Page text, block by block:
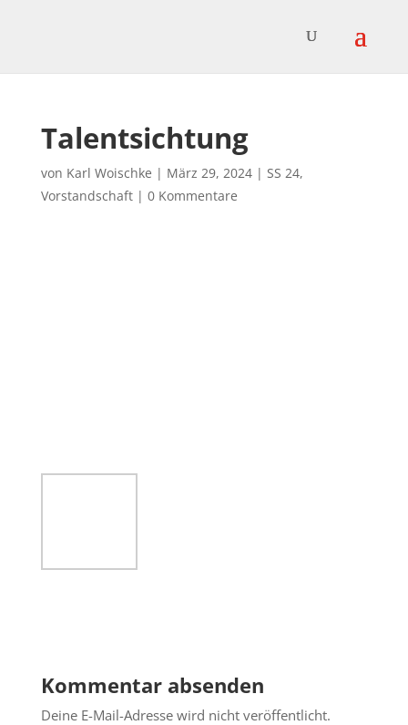
Talentsichtung
von Karl Woischke | März 29, 2024| SS 24,
Vorstandschaft| 0 Kommentare
Kommentar absenden
Deine E-Mail-Adresse wird nicht veröffentlicht.